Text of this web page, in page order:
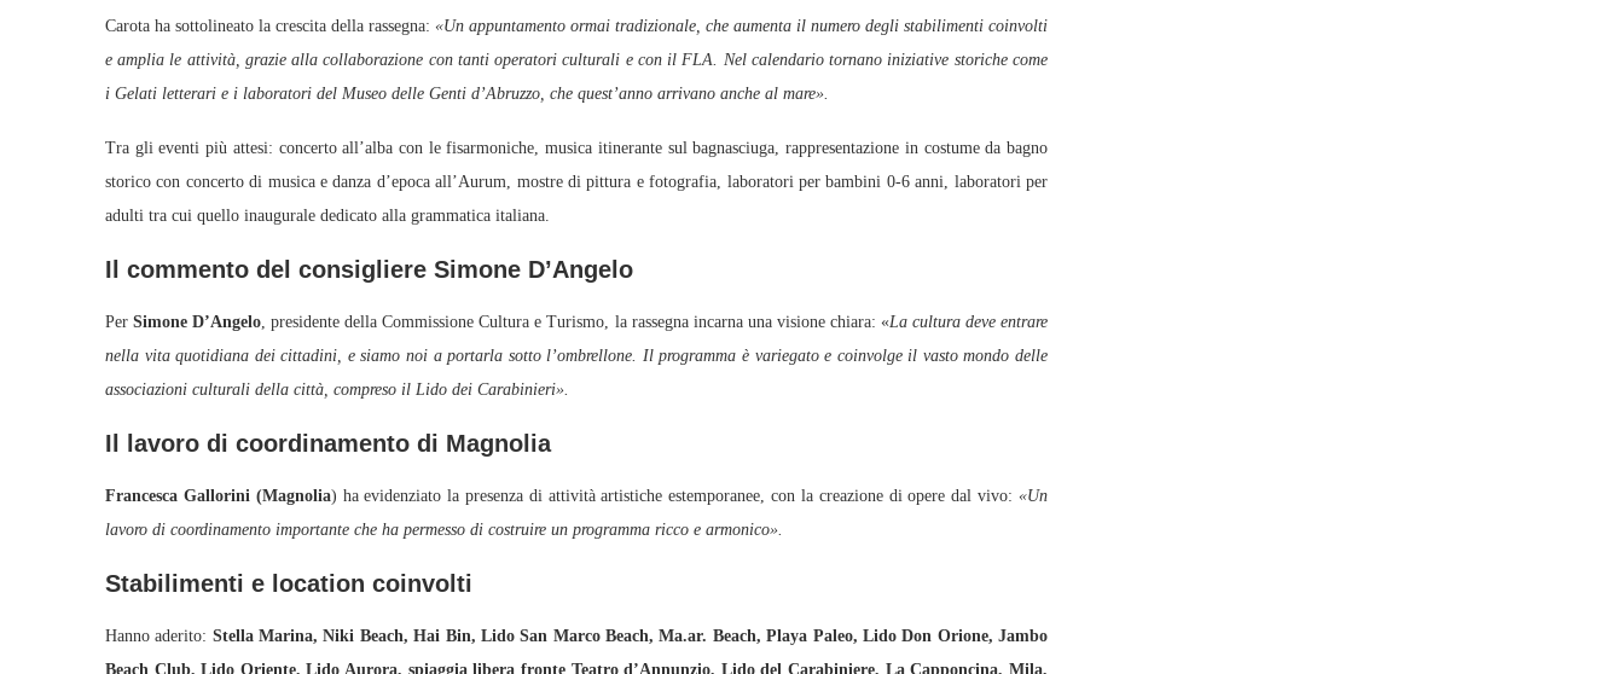
Carota ha sottolineato la crescita della rassegna: «Un appuntamento ormai tradizionale, che aumenta il numero degli stabilimenti coinvolti
e amplia le attività, grazie alla collaborazione con tanti operatori culturali e con il FLA. Nel calendario tornano iniziative storiche come
i Gelati letterari e i laboratori del Museo delle Genti d’Abruzzo, che quest’anno arrivano anche al mare».
Tra gli eventi più attesi: concerto all’alba con le fisarmoniche, musica itinerante sul bagnasciuga, rappresentazione in costume da bagno
storico con concerto di musica e danza d’epoca all’Aurum, mostre di pittura e fotografia, laboratori per bambini 0-6 anni, laboratori per
adulti tra cui quello inaugurale dedicato alla grammatica italiana.
Il commento del consigliere Simone D’Angelo
PerSimone D’Angelo , presidente della Commissione Cultura e Turismo, la rassegna incarna una visione chiara: «La cultura deve entrare
nella vita quotidiana dei cittadini, e siamo noi a portarla sotto l’ombrellone. Il programma è variegato e coinvolge il vasto mondo delle
associazioni culturali della città, compreso il Lido dei Carabinieri».
Il lavoro di coordinamento di Magnolia
Francesca Gallorini (Magnolia) ha evidenziato la presenza di attività artistiche estemporanee, con la creazione di opere dal vivo: «Un
lavoro di coordinamento importante che ha permesso di costruire un programma ricco e armonico».
Stabilimenti e location coinvolti
Hanno aderito: Stella Marina, Niki Beach, Hai Bin, Lido San Marco Beach, Ma.ar. Beach, Playa Paleo, Lido Don Orione, Jambo
Beach Club, Lido Oriente, Lido Aurora, spiaggia libera fronte Teatro d’Annunzio, Lido del Carabiniere, La Capponcina, Mila,